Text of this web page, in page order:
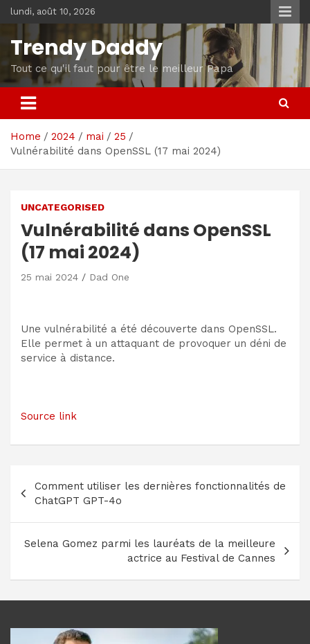
Skip
to
content
lundi, août 10, 2026
Trendy Daddy
Tout ce qu'il faut pour être le meilleur Papa
Home 2024 mai
25
Vulnérabilité dans OpenSSL (17 mai 2024)
UNCATEGORISED
Vulnérabilité dans OpenSSL
(17 mai 2024)
25 mai 2024 Dad One
Une vulnérabilité a été découverte dans OpenSSL.
Elle permet à un attaquant de provoquer un déni de
service à distance.
Source link
Navigation
de
l’article
Comment utiliser les dernières fonctionnalités de
ChatGPT GPT-4o
Selena Gomez parmi les lauréats de la meilleure
actrice au Festival de Cannes